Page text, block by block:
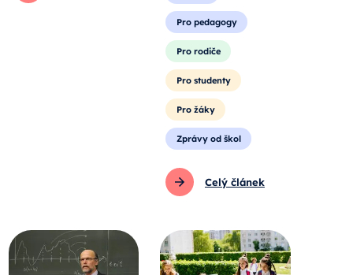
Pro pedagogy
Pro rodiče
Pro studenty
Pro žáky
Zprávy od škol
Celý článek